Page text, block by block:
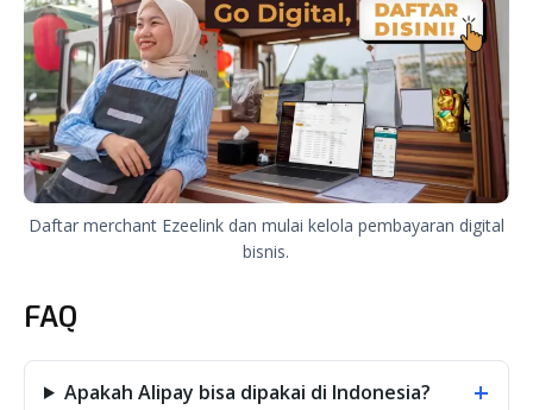
Daftar merchant Ezeelink dan mulai kelola pembayaran digital
bisnis.
FAQ
Apakah Alipay bisa dipakai di Indonesia? +